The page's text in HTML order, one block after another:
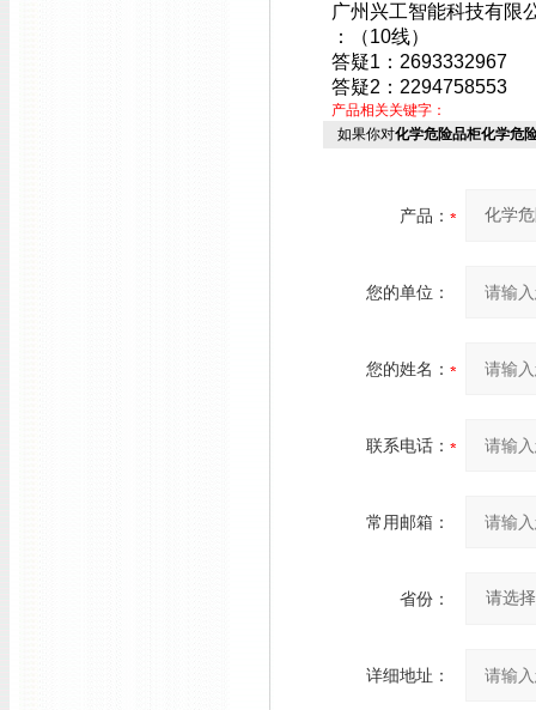
广州兴工智能科技有限
：（10线）
答疑1：2693332967
答疑2：2294758553
产品相关关键字：
如果你对化学危险品柜化学危
产品：
您的单位：
您的姓名：
联系电话：
常用邮箱：
省份：
详细地址：